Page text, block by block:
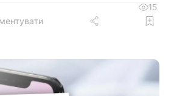
тварин у зачинених
прив’язі під прямим сонячним
15